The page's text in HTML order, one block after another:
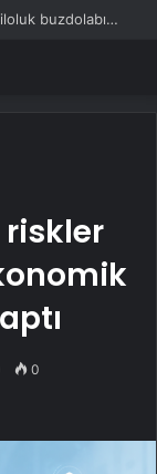
Avcılar’da akılalmaz hırsızlık: 4 kadın 100 kiloluk buzdolabını böyle çaldı
riskler
0